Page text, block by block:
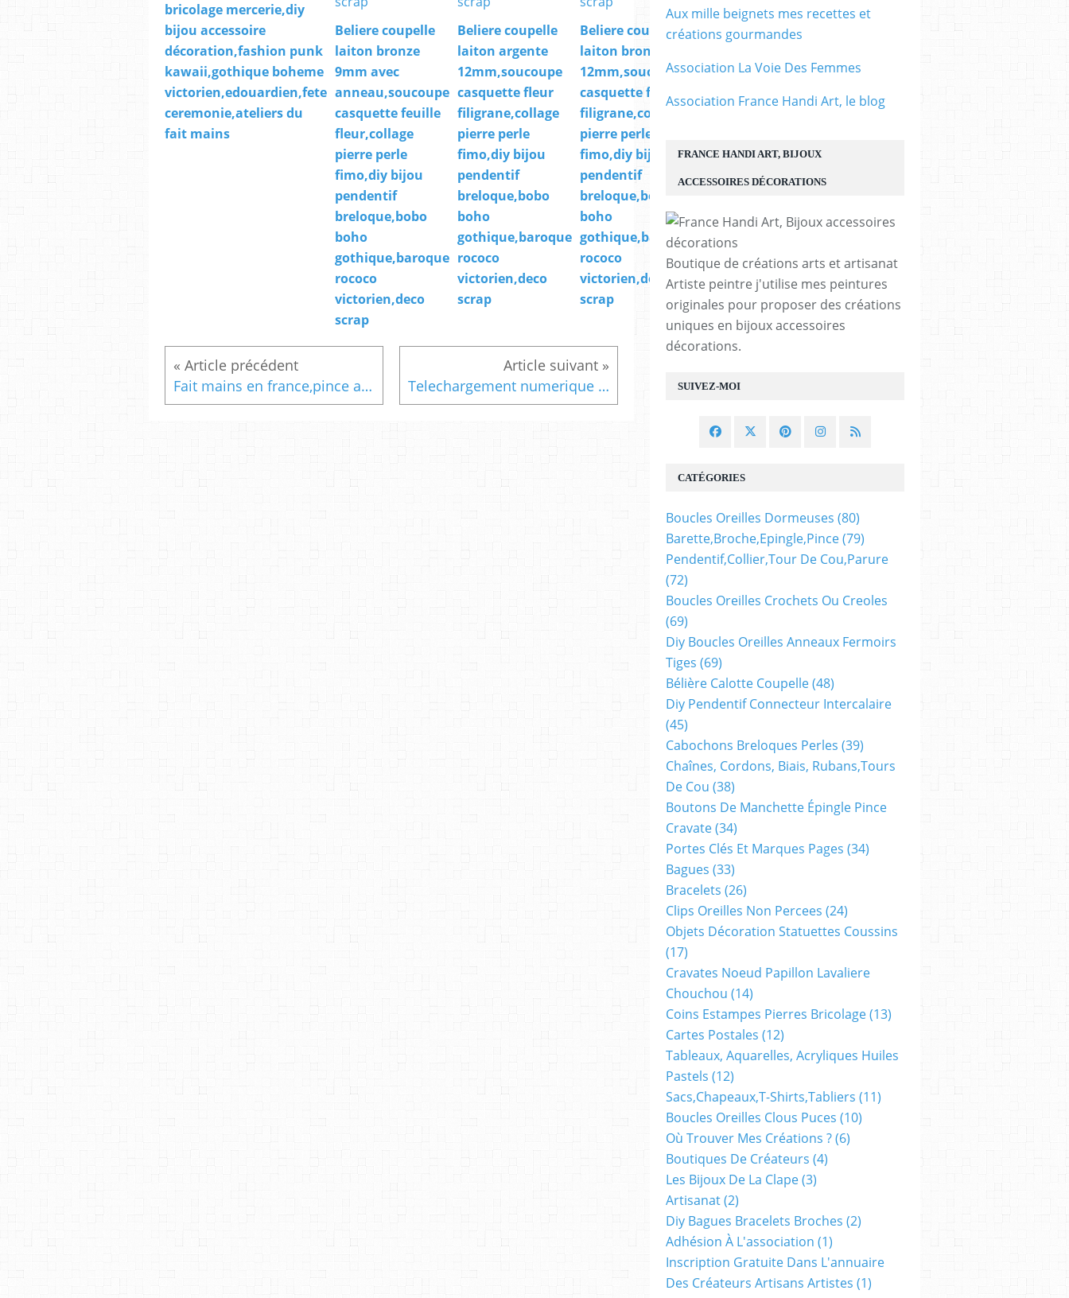
bricolage mercerie,diy
bijou accessoire
décoration,fashion punk
kawaii,gothique boheme
victorien,edouardien,fete
ceremonie,ateliers du
fait mains
Beliere coupelle
laiton bronze
9mm avec
anneau,soucoupe
casquette feuille
fleur,collage
pierre perle
fimo,diy bijou
pendentif
breloque,bobo
boho
gothique,baroque
rococo
victorien,deco
scrap
Beliere coupelle
laiton argente
12mm,soucoupe
casquette fleur
filigrane,collage
pierre perle
fimo,diy bijou
pendentif
breloque,bobo
boho
gothique,baroque
rococo
victorien,deco
scrap
Beliere coupelle
laiton bronze
12mm,soucoupe
casquette fleur
filigrane,collage
pierre perle
fimo,diy bijou
pendentif
breloque,bobo
boho
gothique,baroque
rococo
victorien,deco
scrap
Fait mains en france,pince a cheveux laiton bronze avec cabochon rond 12mm amethyste violet,pierre precieuse fine,accessoire cheveux chapeaux cravate,cadeau fete anniversaire noel,lithothérapie énergie chakra,astrologie vierge verseau sagittaire poissons capricorne Telechargement numerique pdf,aquarelle animaux basse cour,oiseau volaille dindon,art animalier surrealiste,isabelle krief artiste peintre,art audois,art moderne contemporain,art abstrait fantastique,cadeau fete anniversaire noel,art decoration,marron jaune blanc noir,bleu vert rouge violet, SUIVEZ-MOI
FRANCE HANDI ART, BIJOUX
ACCESSOIRES DÉCORATIONS
Boutique de créations arts et artisanat
Artiste peintre j'utilise mes peintures
originales pour proposer des créations
uniques en bijoux accessoires
décorations.
CATÉGORIES
Boucles Oreilles Dormeuses (80)
Barette,broche,epingle,pince(79)
Pendentif,collier,tour De Cou,parure
(72)
Boucles Oreilles Crochets Ou Creoles
(69)
Diy Boucles Oreilles Anneaux Fermoirs
Tiges (69)
Bélière Calotte Coupelle(48)
Diy Pendentif Connecteur Intercalaire
(45)
Cabochons Breloques Perles (39)
Chaînes, Cordons, Biais, Rubans,tours
De Cou (38)
Boutons De Manchette Épingle Pince
Cravate(34)
Portes Clés Et Marques Pages (34)
Bagues (33)
Bracelets (26)
Clips Oreilles Non Percees (24)
Objets Décoration Statuettes Coussins
(17)
Cravates Noeud Papillon Lavaliere
Chouchou (14)
Coins Estampes Pierres Bricolage(13)
Cartes Postales (12)
Tableaux, Aquarelles, Acryliques Huiles
Pastels (12)
Sacs,chapeaux,t-Shirts,tabliers (11)
Boucles Oreilles Clous Puces (10)
Où Trouver Mes Créations ?(6)
Boutiques De Créateurs (4)
Les Bijoux De La Clape(3)
Artisanat(2)
Diy Bagues Bracelets Broches (2)
Adhésion À L'association (1)
Inscription Gratuite Dans L'annuaire
Des Créateurs Artisans Artistes (1)
Aux mille beignets mes recettes et
créations gourmandes
Association La Voie Des Femmes
Association France Handi Art, le blog